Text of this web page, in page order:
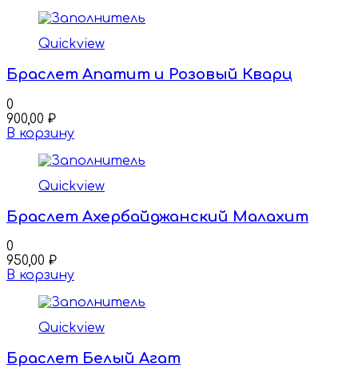
Quickview
Браслет Апатит и Розовый Кварц
0
900,00 ₽
В корзину
Quickview
Браслет Ахербайджанский Малахит
0
950,00 ₽
В корзину
Quickview
Браслет Белый Агат